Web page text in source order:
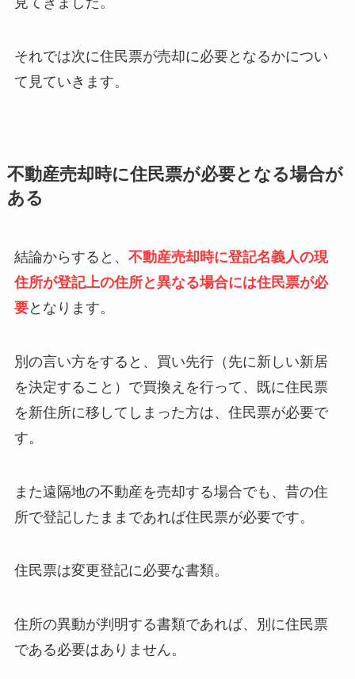
それでは次に住民票が売却に必要となるかについ
て見ていきます。
不動産売却時に住民票が必要となる場合が
ある
結論からすると、 不動産売却時に登記名義人の現
住所が登記上の住所と異なる場合には住民票が必
要となります。
別の言い方をすると、買い先行（先に新しい新居
を決定すること）で買換えを行って、既に住民票
を新住所に移してしまった方は、住民票が必要で
す。
また遠隔地の不動産を売却する場合でも、昔の住
所で登記したままであれば住民票が必要です。
住民票は変更登記に必要な書類。
住所の異動が判明する書類であれば、別に住民票
である必要はありません。